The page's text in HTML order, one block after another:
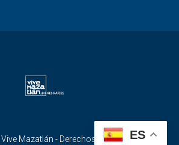
Mazatlán - Derechos Reservados
ES